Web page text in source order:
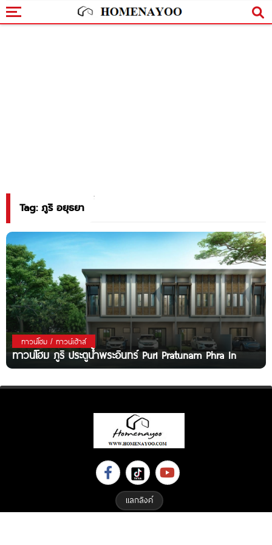
Tag: ภูริ อยุธยา
ทาวน์โฮม / ทาวน์เฮ้าส์
ทาวน์โฮม ภูริ ประตูน้ำพระอินทร์ Puri Pratunam Phra In
แลกลิงค์